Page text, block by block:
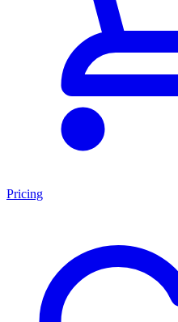
Pricing